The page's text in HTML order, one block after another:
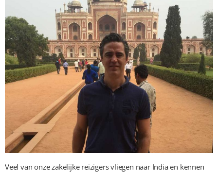
Veel van onze zakelijke reizigers vliegen naar India en kennen